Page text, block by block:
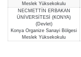
Meslek Yüksekokulu
NECMETTİN ERBAKAN
ÜNİVERSİTESİ (KONYA)
(Devlet)
Konya Organize Sanayi Bölgesi
Meslek Yüksekokulu